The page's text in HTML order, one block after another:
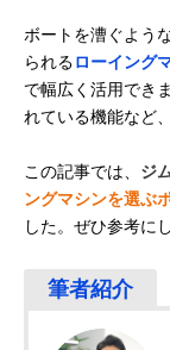
ボートを漕ぐよう
られるローイング
で幅広く活用でき
れている機能など
この記事では、 ジ
ングマシンを選ぶ
した。ぜひ参考に